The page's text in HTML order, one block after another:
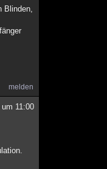
Blinden,
melden
11:00